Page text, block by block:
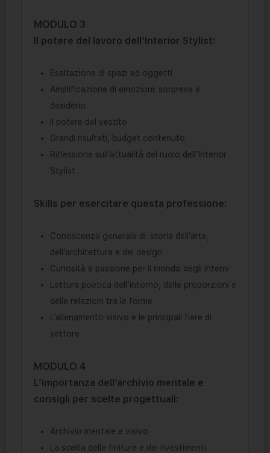
MODULO 3
Il potere del lavoro dell’Interior Stylist:
Esaltazione di spazi ed oggetti
Amplificazione di emozioni: sorpresa e
desiderio
Il potere del vestito
Grandi risultati, budget contenuto
Riflessione sull’attualità del ruolo dell’Interior
Stylist
Skills per esercitare questa professione:
Conoscenza generale di: storia dell’arte,
dell’architettura e del design
Curiosità e passione per il mondo degli interni
Lettura poetica dell’intorno, delle proporzioni e
delle relazioni tra le forme
L’allenamento visivo e le principali fiere di
settore
MODULO 4
L’importanza dell’archivio mentale e
consigli per scelte progettuali:
Archivio mentale e visivo
La scelta delle finiture e dei rivestimenti